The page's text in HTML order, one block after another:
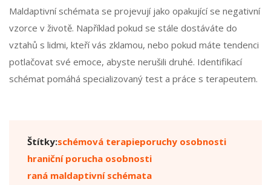
Maldaptivní schémata se projevují jako opakující se negativní
vzorce v životě. Například pokud se stále dostáváte do
vztahů s lidmi, kteří vás zklamou, nebo pokud máte tendenci
potlačovat své emoce, abyste nerušili druhé. Identifikací
schémat pomáhá specializovaný test a práce s terapeutem.
Štítky:schémová terapieporuchy osobnosti
hraniční porucha osobnosti
raná maldaptivní schémata